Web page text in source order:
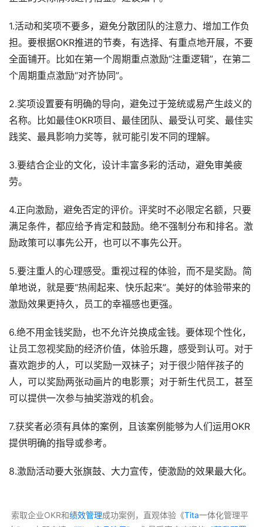
1.活动和奖项不要多，避免分散团队的注意力、增加工作负
担。要根据OKR推进的节奏，有选择、有重点地开展，不要
全面铺开。比如在第一个周期重点激励“注重逻辑”，在第二
个周期重点激励“对齐协同”。
2.奖项设置要有明确的导向，避免过于笼统或易产生歧义的
名称。比如最佳OKR项目、最佳团队、最受认可奖、最佳实
践奖、最具影响力奖等，就可能引发不同的理解。
3.要结合企业的文化，设计丰富多彩的活动，避免审美疲
劳。
4.正向激励，避免否定的评价。评奖时不必限定名额，只要
满足条件，都应给予肯定和鼓励。绝不强制分布和排名。激
励政策可以事先公开，也可以不事先公开。
5.要注重人的心理感受。重视过程的体验，而不是奖励。简
单地说，就是要“热闹起来、快乐起来”。美好的体验带来的
激励效果更持久，员工的幸福感也更强。
6.绝不用金钱奖励，也不允许兑换成金钱。要体现个性化，
让员工忽视奖励的经济价值，体验乐趣，感受到认可。对于
喜欢跑步的人，可以奖励一双袜子；对于很少陪伴孩子的
人，可以奖励两张动画片的电影票；对于新生代员工，甚至
可以提供一次参与抽奖游戏的机会。
7.获奖者必须有具体的案例，且该案例能够为人们运用OKR
提供明确的指导或参考。
8.激励活动要大张旗鼓、大力宣传，使激励的效果最大化。
索取企业OKR和绩效管理成功案例，直观体验《Tita一体化管理平